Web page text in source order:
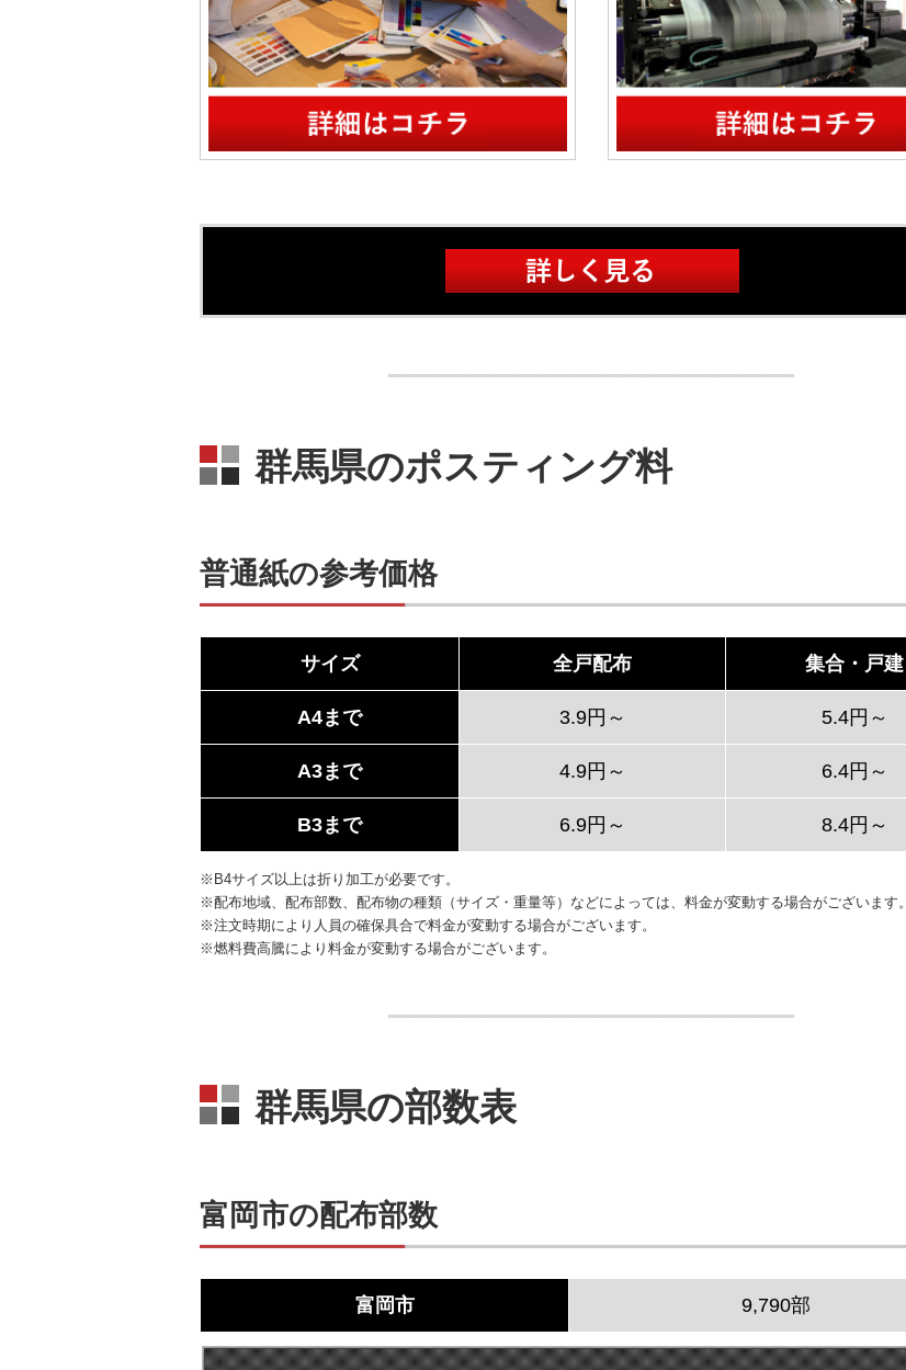
群馬県のポスティング料
普通紙の参考価格
サイズ 全戸配布 集合・戸建
A4まで 3.9円～ 5.4円～
A3まで 4.9円～ 6.4円～
B3まで 6.9円～ 8.4円～
※B4サイズ以上は折り加工が必要です。
※配布地域、配布部数、配布物の種類（サイズ・重量等）などによっては、料金が変動する場合がございます。
※注文時期により人員の確保具合で料金が変動する場合がございます。
※燃料費高騰により料金が変動する場合がございます。
群馬県の部数表
富岡市の配布部数
富岡市 9,790部